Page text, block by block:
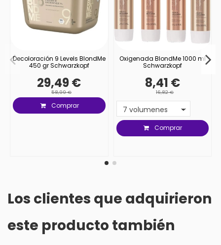
Decoloración 9 Levels BlondMe
450 gr Schwarzkopf
29,49 €
58,99 €
Comprar
Oxigenada BlondMe 1000 ml
Schwarzkopf
8,41 €
16,82 €
Comprar
Los clientes que adquirieron
este producto también